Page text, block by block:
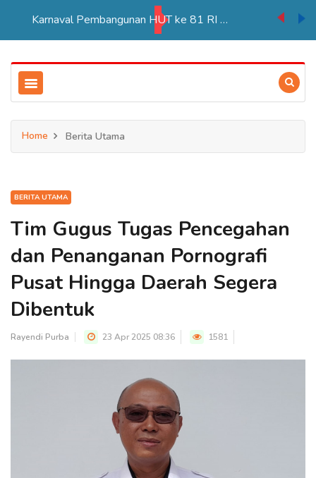
Home Berita Utama
BERITA UTAMA
Tim Gugus Tugas Pencegahan
dan Penanganan Pornografi
Pusat Hingga Daerah Segera
Dibentuk
Rayendi Purba 23 Apr 2025 08:36 1581